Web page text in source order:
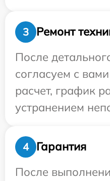
3
Ремонт
После
согласуем с
расчет, график
устранением
4
Гарантия
После